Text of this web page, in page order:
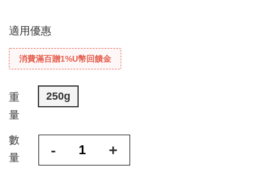
適用優惠
消費滿百贈1%U幣回饋金
重
量
250g
數
量
- +